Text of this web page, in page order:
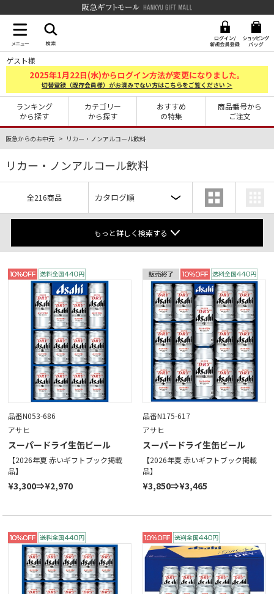
ゲスト様
2025年1月22日(水)からログイン方法が変更になりました。
切替登録（既存会員様）がお済みでない方はこちらをご覧ください ＞
ランキング
から探す
カテゴリー
から探す
おすすめ
の特集
商品番号から
ご注文
阪急からのお中元 リカー・ノンアルコール飲料
リカー・ノンアルコール飲料
全216商品
もっと詳しく検索する
品番N053-686
アサヒ
スーパードライ生缶ビール
【2026年夏 赤いギフトブック掲載
品】
¥3,300⇒¥2,970
品番N175-617
アサヒ
スーパードライ生缶ビール
【2026年夏 赤いギフトブック掲載
品】
¥3,850⇒¥3,465